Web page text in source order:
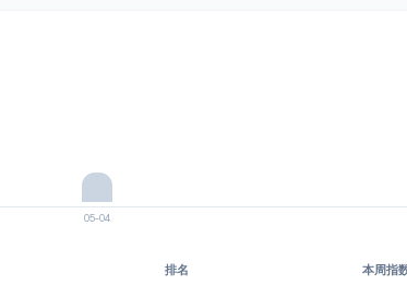
05-04
排名 本周指